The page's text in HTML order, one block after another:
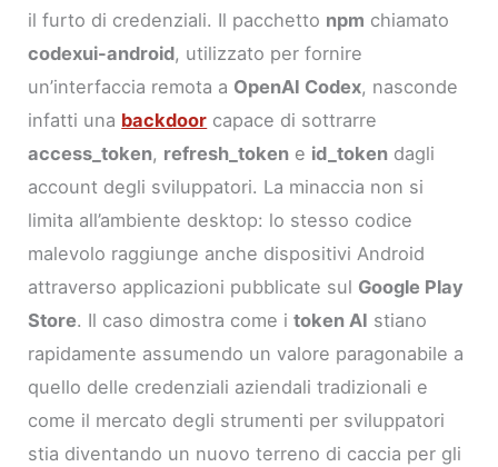
il furto di credenziali. Il pacchetto npm chiamato
codexui-android, utilizzato per fornire
un’interfaccia remota a OpenAI Codex, nasconde
infatti una backdoor capace di sottrarre
access_token, refresh_token e id_token dagli
account degli sviluppatori. La minaccia non si
limita all’ambiente desktop: lo stesso codice
malevolo raggiunge anche dispositivi Android
attraverso applicazioni pubblicate sul Google Play
Store. Il caso dimostra come itoken AI stiano
rapidamente assumendo un valore paragonabile a
quello delle credenziali aziendali tradizionali e
come il mercato degli strumenti per sviluppatori
stia diventando un nuovo terreno di caccia per gli